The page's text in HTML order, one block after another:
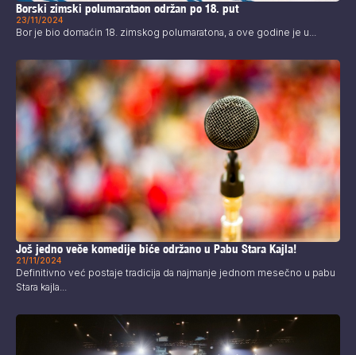
Borski zimski polumarataon održan po 18. put
23/11/2024
Bor je bio domaćin 18. zimskog polumaratona, a ove godine je u...
Još jedno veče komedije biće održano u Pabu Stara Kajla!
21/11/2024
Definitivno već postaje tradicija da najmanje jednom mesečno u pabu
Stara kajla...